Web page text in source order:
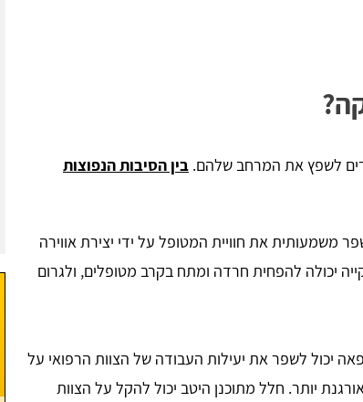
לשפץ את המרחב שלהם. בין הסיבות הנפוצות
משמעותית את חוויית המטופל על ידי יצירת אווירה
יכולה להפחית חרדה ומתח בקרב מטופלים, ולגרום
יכול לשפר את יעילות העבודה של הצוות הרפואי על
יותר. חלל מתוכנן היטב יכול להקל על הצוות